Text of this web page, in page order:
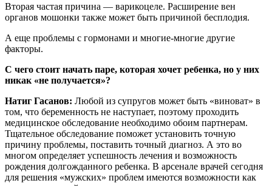
Вторая частая причина — варикоцеле. Расширение вен
органов мошонки также может быть причиной бесплодия.
А еще проблемы с гормонами и многие-многие другие
факторы.
С чего стоит начать паре, которая хочет ребенка, но у них
никак «не получается»?
Натиг Гасанов: Любой из супругов может быть «виноват» в
том, что беременность не наступает, поэтому проходить
медицинское обследование необходимо обоим партнерам.
Тщательное обследование поможет установить точную
причину проблемы, поставить точный диагноз. А это во
многом определяет успешность лечения и возможность
рождения долгожданного ребенка. В арсенале врачей сегодня
для решения «мужских» проблем имеются возможности как